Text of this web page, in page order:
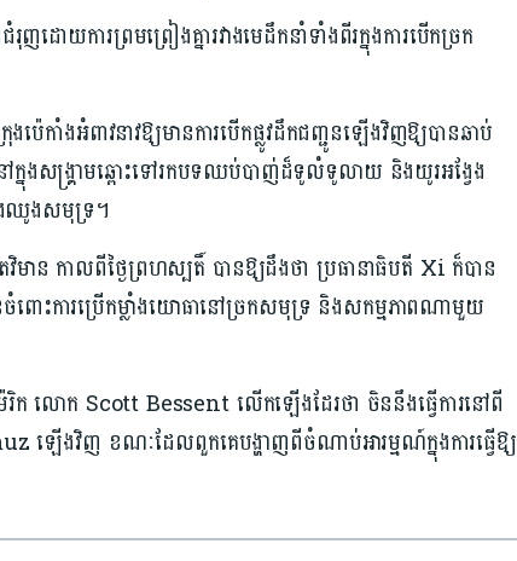
រុញដោយការព្រមព្រៀងគ្នារវាងមេដឹកនាំទាំងពីរក្នុងការបើកច្រក
េកាំងអំពាវនាវឱ្យមានការបើកផ្លូវដឹកជញ្ជូនឡើងវិញឱ្យបានឆាប់
នុងសង្រ្គាមឆ្ពោះទៅរកបទឈប់បាញ់ដ៏ទូលំទូលាយ និងយូរអង្វែង
ងឈូងសមុទ្រ។
មាន កាលពីថ្ងៃព្រហស្បតិ៍ បានឱ្យដឹងថា ប្រធានាធិបតី Xi ក៏បាន
ពោះការប្រើកម្លាំងយោធានៅច្រកសមុទ្រ និងសកម្មភាពណាមួយ
េរិក លោក Scott Bessent លើកឡើងដែរថា ចិននឹងធ្វើការនៅពី
ឡើងវិញ ខណៈដែលពួកគេបង្ហាញពីចំណាប់អារម្មណ៍ក្នុងការធ្វើឱ្យ